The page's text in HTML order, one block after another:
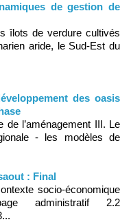
de gestion de
îlots de verdure cultivés
aride, le Sud-Est du
des oasis
l’aménagement III. Le
- les modèles de
: Final
socio-économique
administratif 2.2